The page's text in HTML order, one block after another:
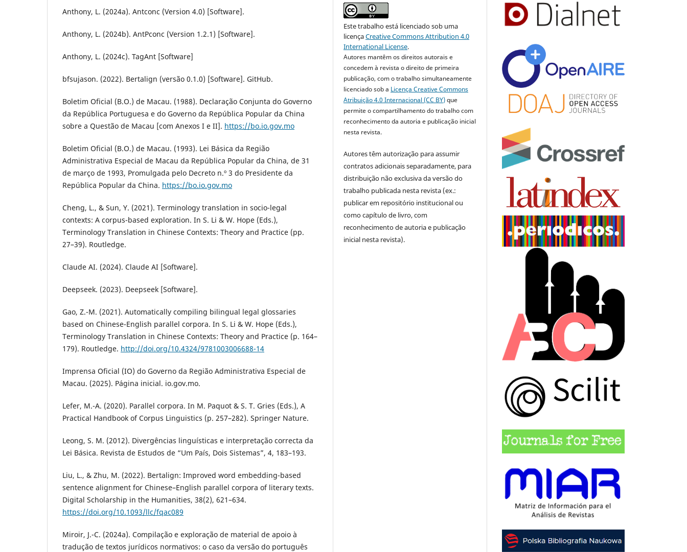
Anthony, L. (2024a). Antconc (Version 4.0) [Software].
Anthony, L. (2024b). AntPconc (Version 1.2.1) [Software].
Anthony, L. (2024c). TagAnt [Software]
bfsujason. (2022). Bertalign (versão 0.1.0) [Software]. GitHub.
Boletim Oficial (B.O.) de Macau. (1988). Declaração Conjunta do Governo
da República Portuguesa e do Governo da República Popular da China
sobre a Questão de Macau [com Anexos I e II]. https://bo.io.gov.mo
Boletim Oficial (B.O.) de Macau. (1993). Lei Básica da Região
Administrativa Especial de Macau da República Popular da China, de 31
de março de 1993, Promulgada pelo Decreto n.º 3 do Presidente da
República Popular da China. https://bo.io.gov.mo
Cheng, L., & Sun, Y. (2021). Terminology translation in socio-legal
contexts: A corpus-based exploration. In S. Li & W. Hope (Eds.),
Terminology Translation in Chinese Contexts: Theory and Practice (pp.
27–39). Routledge.
Claude AI. (2024). Claude AI [Software].
Deepseek. (2023). Deepseek [Software].
Gao, Z.-M. (2021). Automatically compiling bilingual legal glossaries
based on Chinese-English parallel corpora. In S. Li & W. Hope (Eds.),
Terminology Translation in Chinese Contexts: Theory and Practice (p. 164–
179). Routledge. http://doi.org/10.4324/9781003006688-14
Imprensa Oficial (IO) do Governo da Região Administrativa Especial de
Macau. (2025). Página inicial. io.gov.mo.
Lefer, M.-A. (2020). Parallel corpora. In M. Paquot & S. T. Gries (Eds.), A
Practical Handbook of Corpus Linguistics (p. 257–282). Springer Nature.
Leong, S. M. (2012). Divergências linguísticas e interpretação correcta da
Lei Básica. Revista de Estudos de “Um País, Dois Sistemas”, 4, 183–193.
Liu, L., & Zhu, M. (2022). Bertalign: Improved word embedding-based
sentence alignment for Chinese–English parallel corpora of literary texts.
Digital Scholarship in the Humanities, 38(2), 621–634.
https://doi.org/10.1093/llc/fqac089
Miroir, J.-C. (2024a). Compilação e exploração de material de apoio à
tradução de textos jurídicos normativos: o caso da versão do português
Este trabalho está licenciado sob uma
licençaCreative Commons Attribution 4.0
International License.
Autores mantêm os direitos autorais e
concedem à revista o direito de primeira
publicação, com o trabalho simultaneamente
licenciado sob a Licença Creative Commons
Atribuição 4.0 Internacional (CC BY)que
permite o compartilhamento do trabalho com
reconhecimento da autoria e publicação inicial
nesta revista.
Autores têm autorização para assumir
contratos adicionais separadamente, para
distribuição não exclusiva da versão do
trabalho publicada nesta revista (ex.:
publicar em repositório institucional ou
como capítulo de livro, com
reconhecimento de autoria e publicação
inicial nesta revista).